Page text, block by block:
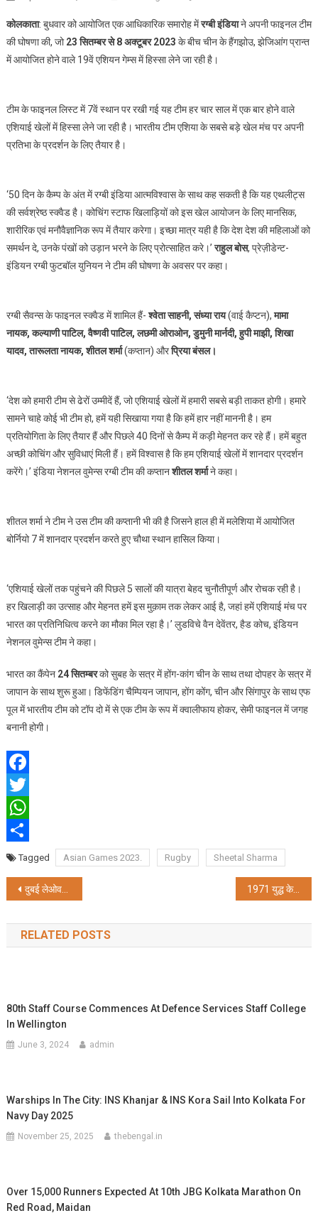
इंडिया
ने
के
लिए
रग्बी
सैवन्स
वुमेन्स
कोलकाता: बुधवार को आयोजित एक आधिकारिक समारोह मेंरग्बी इंडियाने अपनी फाइनल टीम
की घोषणा की, जो23 सितम्बर से 8 अक्टूबर 2023 के बीच चीन के हैंगझोउ, झेजिआंग प्रान्त
में आयोजित होने वाले 19वें एशियन गेम्स में हिस्सा लेने जा रही है।
टीम के फाइनल लिस्ट में 7वें स्थान पर रखी गई यह टीम हर चार साल में एक बार होने वाले
एशियाई खेलों में हिस्सा लेने जा रही है। भारतीय टीम एशिया के सबसे बड़े खेल मंच पर अपनी
प्रतिभा के प्रदर्शन के लिए तैयार है।
‘50 दिन के कैम्प के अंत में रग्बी इंडिया आत्मविश्वास के साथ कह सकती है कि यह एथलीट्स
की सर्वश्रेष्ठ स्क्वैड है। कोचिंग स्टाफ खिलाड़ियों को इस खेल आयोजन के लिए मानसिक,
शारीरिक एवं मनौवैज्ञानिक रूप में तैयार करेगा। इच्छा मात्र यही है कि देश देश की महिलाओं को
समर्थन दे, उनके पंखों को उड़ान भरने के लिए प्रोत्साहित करे।’राहुल बोस, प्रेज़ीडेन्ट-
इंडियन रग्बी फुटबॉल युनियन ने टीम की घोषणा के अवसर पर कहा।
रग्बी सैवन्स के फाइनल स्क्वैड में शामिल हैं-श्वेता साहनी, संध्या राय(वाई कैप्टन),मामा
नायक, कल्याणी पाटिल, वैष्णवी पाटिल, लछमी ओराओन, डुमुनी मार्नदी, हुपी माझी, शिखा
यादव, तारूलता नायक, शीतल शर्मा(कप्तान) औरप्रिया बंसल।
‘देश को हमारी टीम से ढेरों उम्मीदें हैं, जो एशियाई खेलों में हमारी सबसे बड़ी ताकत होगी। हमारे
सामने चाहे कोई भी टीम हो, हमें यही सिखाया गया है कि हमें हार नहीं माननी है। हम
प्रतियोगिता के लिए तैयार हैं और पिछले 40 दिनों से कैम्प में कड़ी मेहनत कर रहे हैं। हमें बहुत
अच्छी कोचिंग और सुविधाएं मिली हैं। हमें विश्वास है कि हम एशियाई खेलों में शानदार प्रदर्शन
करेंगे।’ इंडिया नेशनल वुमेन्स रग्बी टीम की कप्तानशीतल शर्माने कहा।
शीतल शर्मा ने टीम ने उस टीम की कप्तानी भी की है जिसने हाल ही में मलेशिया में आयोजित
बोर्नियो 7 में शानदार प्रदर्शन करते हुए चौथा स्थान हासिल किया।
‘एशियाई खेलों तक पहुंचने की पिछले 5 सालों की यात्रा बेहद चुनौतीपूर्ण और रोचक रही है।
हर खिलाड़ी का उत्साह और मेहनत हमें इस मुक़ाम तक लेकर आई है, जहां हमें एशियाई मंच पर
भारत का प्रतिनिधित्व करने का मौका मिल रहा है।’ लुडविचे वैन देवेंतर, हैड कोच, इंडियन
नेशनल वुमेन्स टीम ने कहा।
भारत का कैंपेन 24 सितम्बरको सुबह के सत्र में होंग-कांग चीन के साथ तथा दोपहर के सत्र में
जापान के साथ शुरू हुआ। डिफेंडिंग चैम्पियन जापान, होंग कोंग, चीन और सिंगापुर के साथ एफ
पूल में भारतीय टीम को टॉप दो में से एक टीम के रूप में क्वालीफाय होकर, सेमी फाइनल में जगह
बनानी होगी।
Facebook
Twitter
WhatsApp
ShareTagged Asian Games 2023. Rugby Sheetal Sharma
Post
navigation
दुबई लेओवरः स्टॉपओवर यात्रियों के लिए शहर के आकर्षक पर्यटन स्थल 1971 युद्ध के नायक एक्यिमो लोथा के बलिदान को सेना ने किया याद, श्रद्धांजलि देने जुटा पूरा गांव
RELATED POSTS
80th Staff Course Commences At Defence Services Staff College
In Wellington
June 3, 2024 admin
Warships In The City: INS Khanjar & INS Kora Sail Into Kolkata For
Navy Day 2025
November 25, 2025 thebengal.in
Over 15,000 Runners Expected At 10th JBG Kolkata Marathon On
Red Road, Maidan